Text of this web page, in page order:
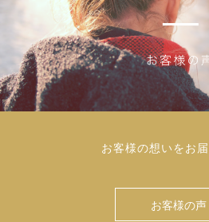
お客様の想いをお
お客様の声